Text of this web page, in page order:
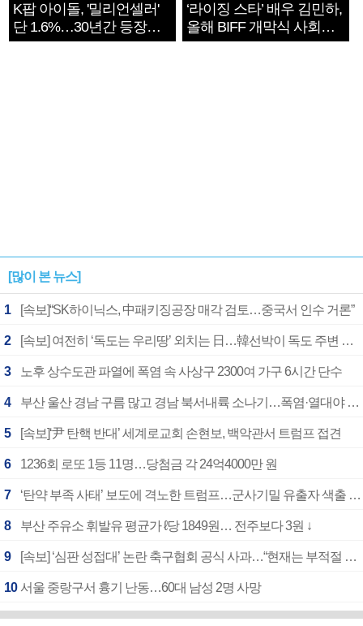
K팝 아이돌, '밀리언셀러'
단 1.6%…30년간 등장
1182개팀 전수조사
‘라이징 스타’ 배우 김민하,
올해 BIFF 개막식 사회자
확정
[많이 본 뉴스]
1 [속보]“SK하이닉스, 中패키징공장 매각 검토…중국서 인수 거론”
2 [속보] 여전히 ‘독도는 우리땅’ 외치는 日…韓선박이 독도 주변 해양조사 활동하자 반발
3 노후 상수도관 파열에 폭염 속 사상구 2300여 가구 6시간 단수
4 부산 울산 경남 구름 많고 경남 북서내륙 소나기…폭염·열대야 계속
5 [속보]‘尹 탄핵 반대’ 세계로교회 손현보, 백악관서 트럼프 접견
6 1236회 로또 1등 11명…당첨금 각 24억4000만 원
7 ‘탄약 부족 사태’ 보도에 격노한 트럼프…군사기밀 유출자 색출 지시
8 부산 주유소 휘발유 평균가 ℓ당 1849원… 전주보다 3원 ↓
9 [속보] ‘심판 성접대’ 논란 축구협회 공식 사과…“현재는 부적절 행위 없어”
10 서울 중랑구서 흉기 난동…60대 남성 2명 사망